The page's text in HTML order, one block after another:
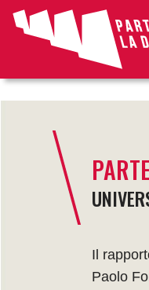
article
Il
Paolo